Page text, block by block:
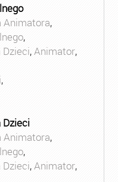
Animatora,
,
,Animator,
,
Dzieci
Animatora,
,
,Animator,